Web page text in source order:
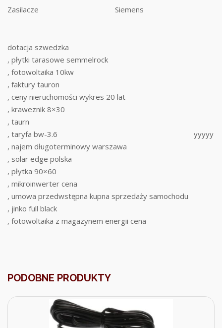
Zasilacze Siemens
dotacja szwedzka
, płytki tarasowe semmelrock
, fotowoltaika 10kw
, faktury tauron
, ceny nieruchomości wykres 20 lat
, kraweznik 8×30
, taurn
, taryfa bw-3.6
, najem długoterminowy warszawa
, solar edge polska
, płytka 90×60
, mikroinwerter cena
, umowa przedwstępna kupna sprzedaży samochodu
, jinko full black
, fotowoltaika z magazynem energii cena
yyyyy
PODOBNE PRODUKTY